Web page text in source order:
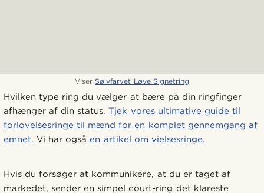
Viser Sølvfarvet Løve Signetring
Hvilken type ring du vælger at bære på din ringfinger
afhænger af din status.Tjek vores ultimative guide til
forlovelsesringe til mænd for en komplet gennemgang af
emnet. Vi har ogsåen artikel om vielsesringe.
Hvis du forsøger at kommunikere, at du er taget af
markedet, sender en simpel court-ring det klareste